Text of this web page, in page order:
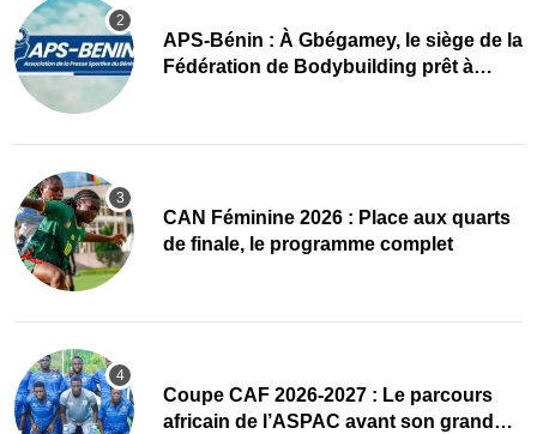
APS-Bénin : À Gbégamey, le siège de la
Fédération de Bodybuilding prêt à
CAN Féminine 2026 : Place aux quarts
de finale, le programme complet
Coupe CAF 2026-2027 : Le parcours
africain de l’ASPAC avant son grand